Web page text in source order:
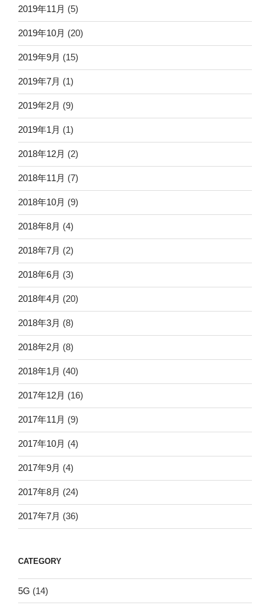
2019年11月 (5)
2019年10月 (20)
2019年9月 (15)
2019年7月 (1)
2019年2月 (9)
2019年1月 (1)
2018年12月 (2)
2018年11月 (7)
2018年10月 (9)
2018年8月 (4)
2018年7月 (2)
2018年6月 (3)
2018年4月 (20)
2018年3月 (8)
2018年2月 (8)
2018年1月 (40)
2017年12月 (16)
2017年11月 (9)
2017年10月 (4)
2017年9月 (4)
2017年8月 (24)
2017年7月 (36)
CATEGORY
5G (14)